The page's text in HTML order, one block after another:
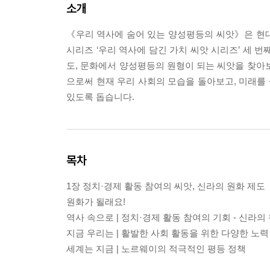
소개
《우리 역사에 숨어 있는 양성평등의 씨앗》은
시리즈 ‘우리 역사에 담긴 가치 씨앗 시리즈’ 세
도, 문화에서 양성평등의 원형이 되는 씨앗을 찾
으로써 현재 우리 사회의 모습을 돌아보고, 미래
있도록 돕습니다.
목차
1장 정치·경제 활동 참여의 씨앗, 신라의 원화 제도
원화가 될래요!
역사 속으로 | 정치·경제 활동 참여의 기회 - 신라
지금 우리는 | 활발한 사회 활동을 위한 다양한 노력
세계는 지금 | 노르웨이의 적극적인 평등 정책